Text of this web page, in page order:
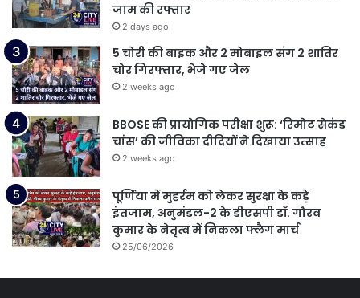
जाम की रफ्तार
2 days ago
5 चोरी की बाइक और 2 मोबाइल संग 2 शातिर
चोर गिरफ्तार, भेजे गए जेल
2 weeks ago
BBOSE की प्रायोगिक परीक्षा शुरू: ‘रिमोट सेकंड
चांस’ की जीविका दीदियों ने दिखाया उत्साह
2 weeks ago
पूर्णिया में मुहर्रम को लेकर सुरक्षा के कड़े
इंतजाम, अनुमंडल-2 के डीएसपी डॉ. गौरव
कुमार के नेतृत्व में निकला फ्लैग मार्च
25/06/2026